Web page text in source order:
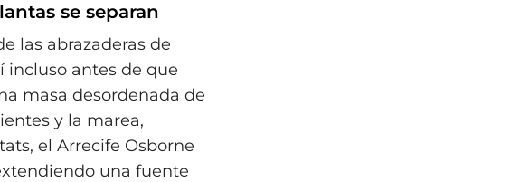
se separan
las abrazaderas de
incluso antes de que
masa desordenada de
y la marea,
el Arrecife Osborne
una fuente